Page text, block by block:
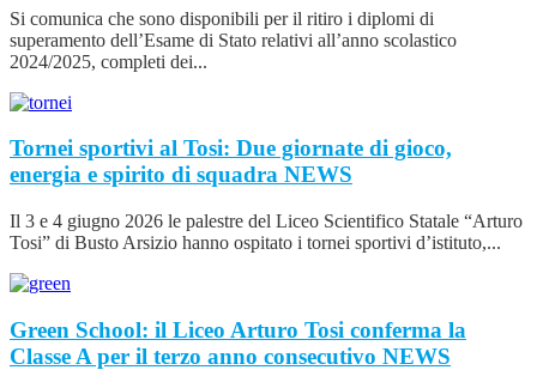
Si comunica che sono disponibili per il ritiro i diplomi di
superamento dell’Esame di Stato relativi all’anno scolastico
2024/2025, completi dei...
Tornei sportivi al Tosi: Due giornate di gioco,
energia e spirito di squadra NEWS
Il 3 e 4 giugno 2026 le palestre del Liceo Scientifico Statale “Arturo
Tosi” di Busto Arsizio hanno ospitato i tornei sportivi d’istituto,...
Green School: il Liceo Arturo Tosi conferma la
Classe A per il terzo anno consecutivo NEWS